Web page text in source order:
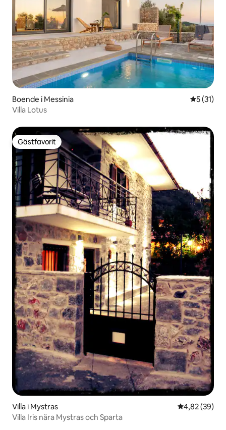
Boende i Messinia 5 av 5 i
5 (31)
Villa Lotus
Gästfavorit
Gästfavorit
Villa i Mystras 4,82 av 5 i
4,82 (39)
Villa Iris nära Mystras och Sparta